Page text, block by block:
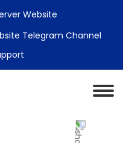
Website
Telegram Channel